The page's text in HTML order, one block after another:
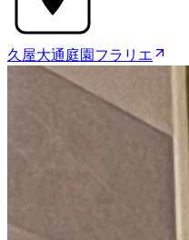
久屋大通庭園フラリエ